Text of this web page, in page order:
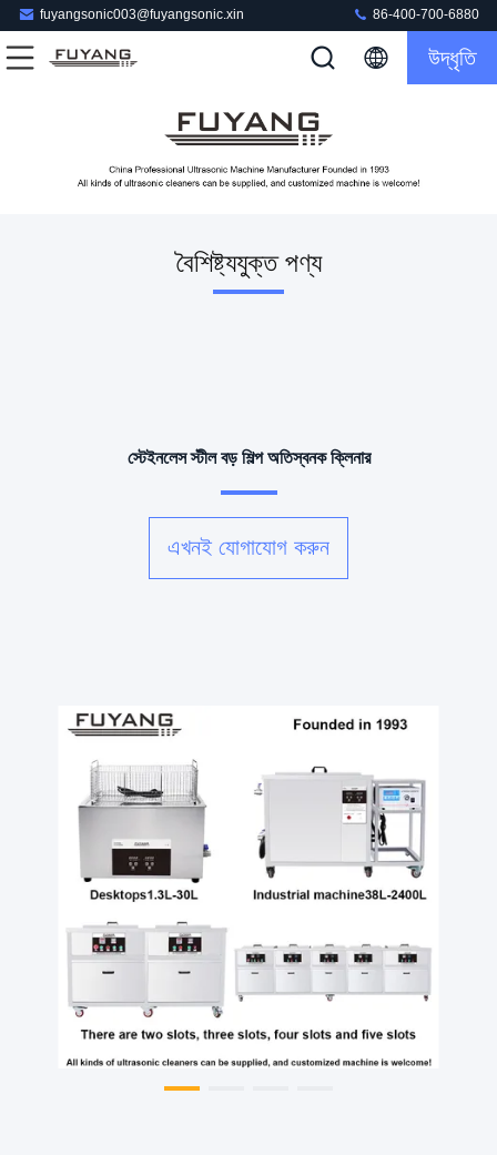
fuyangsonic003@fuyangsonic.xin 86-400-700-6880
উদ্ধৃতি
বৈশিষ্ট্যযুক্ত পণ্য
স্টেইনলেস স্টীল বড় শিল্প অতিস্বনক ক্লিনার
এখনই যোগাযোগ করুন